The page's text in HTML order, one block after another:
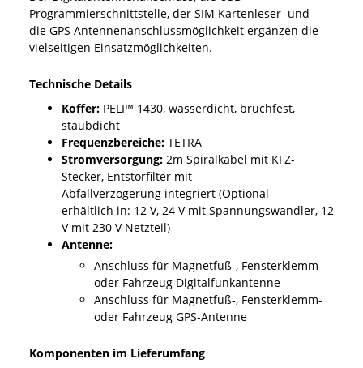
Programmierschnittstelle, der SIM Kartenleser und
die GPS Antennenanschlussmöglichkeit ergänzen die
vielseitigen Einsatzmöglichkeiten.
Technische Details
Koffer: PELI™ 1430, wasserdicht, bruchfest,
staubdicht
Frequenzbereiche: TETRA
Stromversorgung: 2m Spiralkabel mit KFZ-
Stecker, Entstörfilter mit
Abfallverzögerung integriert (Optional
erhältlich in: 12 V, 24 V mit Spannungswandler, 12
V mit 230 V Netzteil)
Antenne:
Anschluss für Magnetfuß-, Fensterklemm-
oder Fahrzeug Digitalfunkantenne
Anschluss für Magnetfuß-, Fensterklemm-
oder Fahrzeug GPS-Antenne
Komponenten im Lieferumfang